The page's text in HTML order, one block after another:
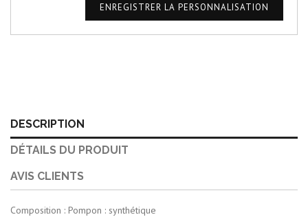
ENREGISTRER LA PERSONNALISATION
DESCRIPTION
DÉTAILS DU PRODUIT
AVIS CLIENTS
Composition : Pompon : synthétique